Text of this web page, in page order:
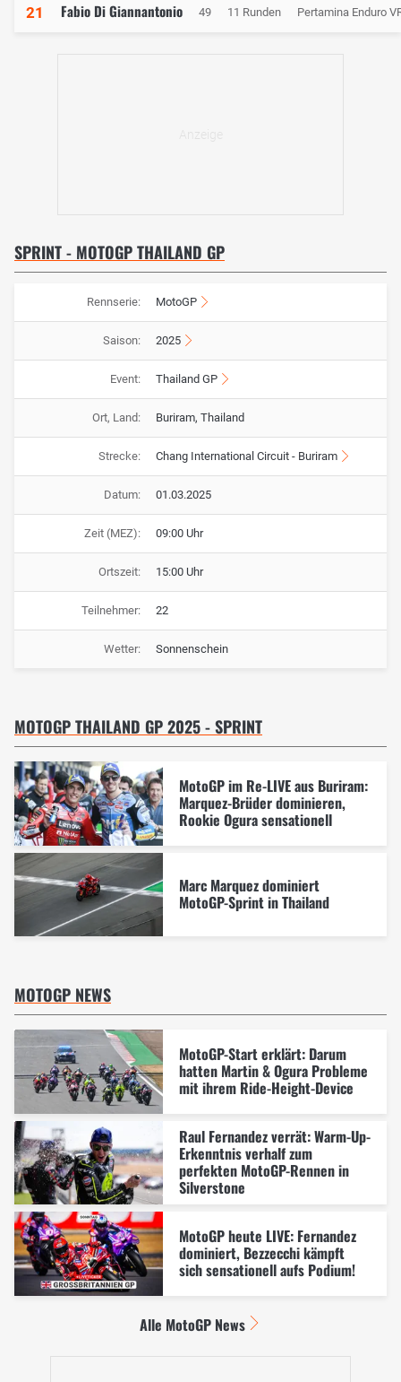
21 Fabio Di Giannantonio 49 11 Runden Pertamina Enduro
SPRINT - MOTOGP THAILAND GP
Rennserie: MotoGP
Saison: 2025
Event: Thailand GP
Ort, Land: Buriram, Thailand
Strecke: Chang International Circuit - Buriram
Datum: 01.03.2025
Zeit (MEZ): 09:00 Uhr
Ortszeit: 15:00 Uhr
Teilnehmer: 22
Wetter: Sonnenschein
MOTOGP THAILAND GP 2025 - SPRINT
MotoGP im Re-LIVE aus Buriram:
Marquez-Brüder dominieren,
Rookie Ogura sensationell
Marc Marquez dominiert
MotoGP-Sprint in Thailand
MOTOGP NEWS
MotoGP-Start erklärt: Darum
hatten Martin & Ogura Probleme
mit ihrem Ride-Height-Device
Raul Fernandez verrät: Warm-Up-
Erkenntnis verhalf zum
perfekten MotoGP-Rennen in
Silverstone
MotoGP heute LIVE: Fernandez
dominiert, Bezzecchi kämpft
sich sensationell aufs Podium!
Alle MotoGP News